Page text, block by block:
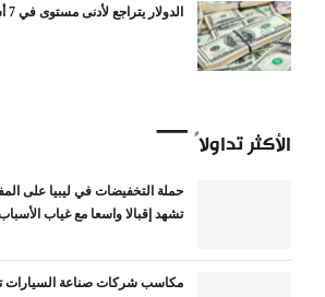
الدولار يتراجع لأدنى مستوى في 7 أشهر
الأكثر تداولاً
حملة التخفيضات في ليبيا على
تشهد إقبالا واسعا مع غياب
مكاسب شركات صناعة السيارات